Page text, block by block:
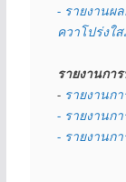
- รายงานผ
ควาโปร่งใ
รายงานกา
- รายงานก
- รายงานก
- รายงานก